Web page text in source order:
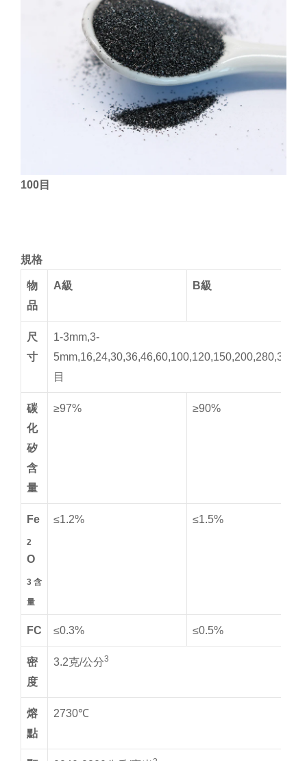
100目
規格
物
品
A級 B級
尺
寸
1-3mm,3-
目
碳
化
矽
含
量
≥97% ≥90%
Fe
2
O
3 含
量
≤1.2% ≤1.5%
FC ≤0.3% ≤0.5%
密
度
3.2克/公分3
熔
點
2730℃